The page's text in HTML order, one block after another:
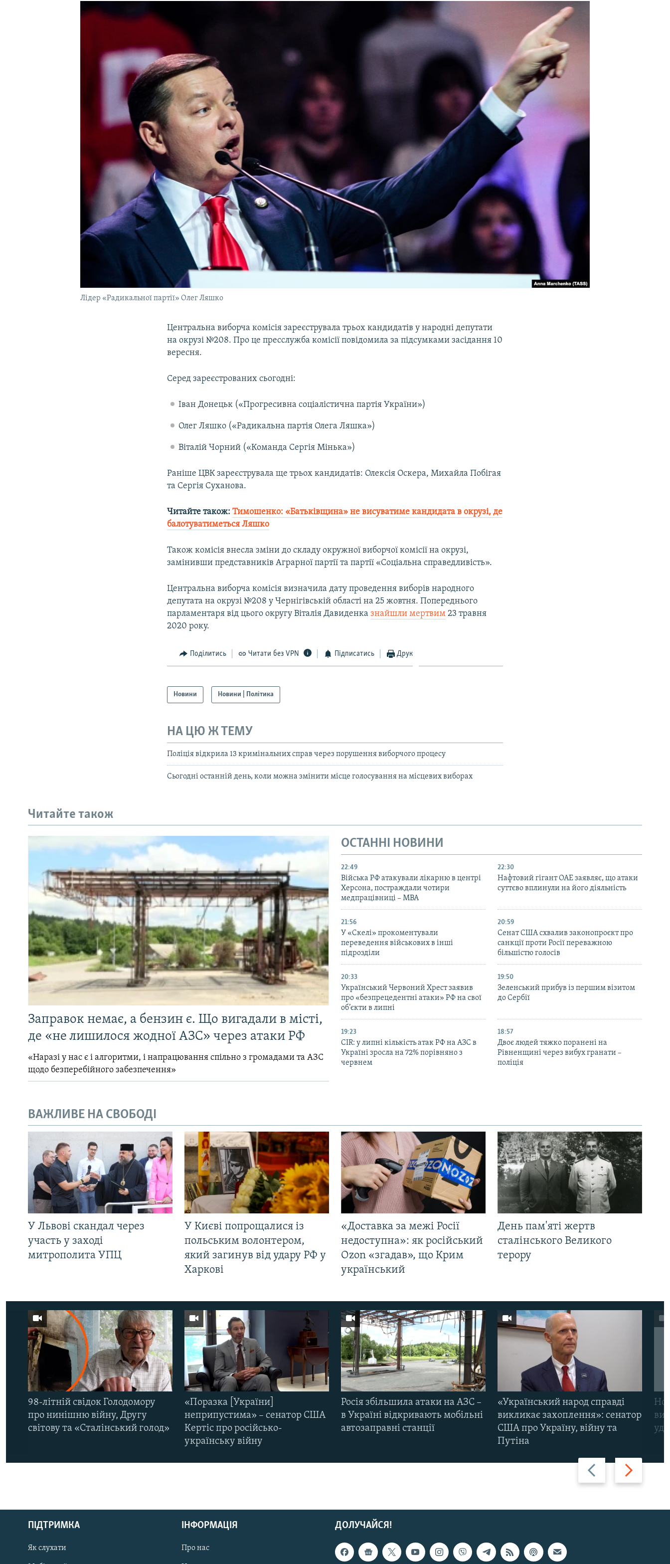
РУС
Лідер «Радикальної партії» Олег Ляшко
Центральна виборча комісія зареєструвала трьох кандидатів у народні депутати
на окрузі №208. Про це пресслужба комісії повідомила за підсумками засідання 10
вересня.
Серед зареєстрованих сьогодні:
Іван Донецьк («Прогресивна соціалістична партія України»)
Олег Ляшко («Радикальна партія Олега Ляшка»)
Віталій Чорний («Команда Сергія Мінька»)
Раніше ЦВК зареєструвала ще трьох кандидатів: Олексія Оскера, Михайла Побігая
та Сергія Суханова.
Читайте також:Тимошенко: «Батьківщина» не висуватиме кандидата в окрузі, де
балотуватиметься Ляшко
Також комісія внесла зміни до складу окружної виборчої комісії на окрузі,
замінивши представників Аграрної партії та партії «Соціальна справедливість».
Центральна виборча комісія визначила дату проведення виборів народного
депутата на окрузі №208 у Чернігівській області на 25 жовтня. Попереднього
парламентаря від цього округу Віталія Давиденказнайшли мертвим 23 травня
2020 року.
Поділитись Читати без VPN Підписатись Друк
Новини Новини | Політика
НА ЦЮ Ж ТЕМУ
Поліція відкрила 13 кримінальних справ через порушення виборчого процесу
Сьогодні останній день, коли можна змінити місце голосування на місцевих виборах
Читайте також
Заправок немає, а бензин є. Що вигадали в місті,
де «не лишилося жодної АЗС» через атаки РФ
«Наразі у нас є і алгоритми, і напрацювання спільно з громадами та АЗС
щодо безперебійного забезпечення»
ОСТАННІ НОВИНИ
22:49
Війська РФ атакували лікарню в центрі
Херсона, постраждали чотири
медпрацівниці – МВА
22:30
Нафтовий гігант ОАЕ заявляє, що атаки
суттєво вплинули на його діяльність
21:56
У «Скелі» прокоментували
переведення військових в інші
підрозділи
20:59
Cенат США схвалив законопроєкт про
санкції проти Росії переважною
більшістю голосів
20:33
Український Червоний Хрест заявив
про «безпрецедентні атаки» РФ на свої
об’єкти в липні
19:50
Зеленський прибув із першим візитом
до Сербії
19:23
CIR: у липні кількість атак РФ на АЗС в
Україні зросла на 72% порівняно з
червнем
18:57
Двоє людей тяжко поранені на
Рівненщині через вибух гранати –
поліція
ВАЖЛИВЕ НА СВОБОДІ
У Львові скандал через
участь у заході
митрополита УПЦ
У Києві попрощалися із
польським волонтером,
який загинув від удару РФ у
Харкові
«Доставка за межі Росії
недоступна»: як російський
Ozon «згадав», що Крим
український
День пам'яті жертв
сталінського Великого
терору
Назад Вперед
98-літній свідок Голодомору
про нинішню війну, Другу
світову та «Сталінський голод»
«Поразка [України]
неприпустима» – сенатор США
Кертіс про російсько-
українську війну
Росія збільшила атаки на АЗС –
в Україні відкривають мобільні
автозаправні станції
«Український народ справді
викликає захоплення»: сенатор
США про Україну, війну та
Путіна
ДОЛУЧАЙСЯ!
ПІДТРИМКА
Як слухати
ІНФОРМАЦІЯ
Про нас